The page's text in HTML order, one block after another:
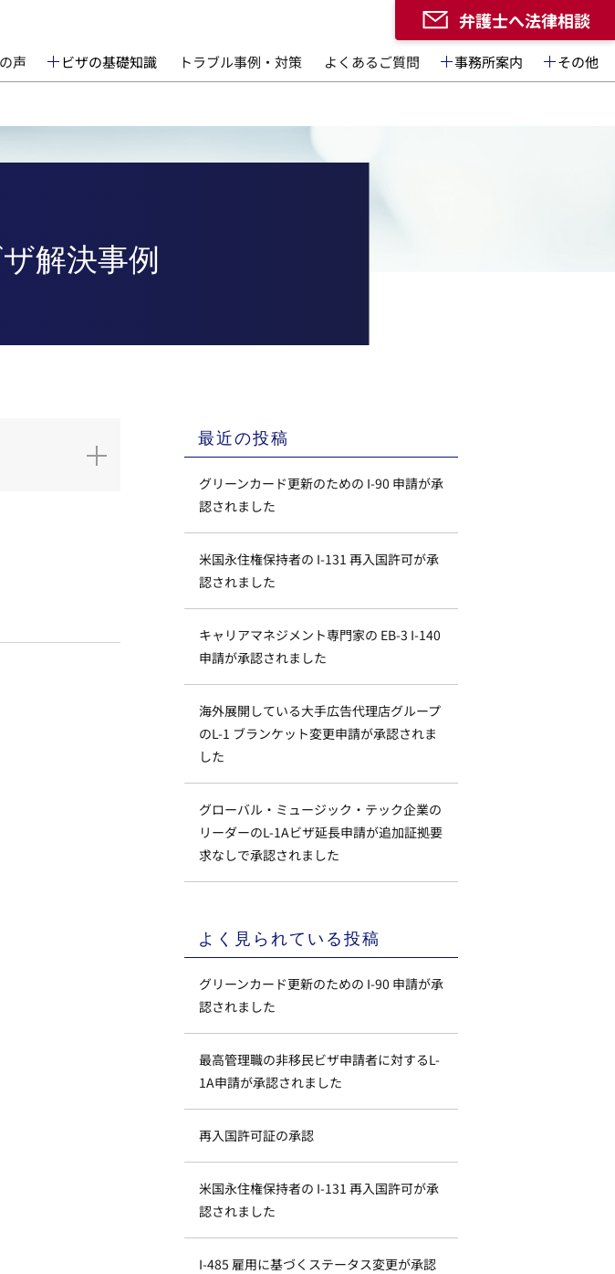
弁護士へ法律相談
声 ビザの基礎知識 トラブル事例・対策 よくあるご質問 事務所案内 その他
解決事例
最近の投稿
グリーンカード更新のための I-90 申請が承
認されました
米国永住権保持者の I-131 再入国許可が承
認されました
キャリアマネジメント専門家の EB-3 I-140
申請が承認されました
海外展開している大手広告代理店グループ
のL-1 ブランケット変更申請が承認されま
した
グローバル・ミュージック・テック企業の
リーダーのL-1Aビザ延長申請が追加証拠要
求なしで承認されました
よく見られている投稿
グリーンカード更新のための I-90 申請が承
認されました
最高管理職の非移民ビザ申請者に対するL-
1A申請が承認されました
再入国許可証の承認
米国永住権保持者の I-131 再入国許可が承
認されました
I-485 雇用に基づくステータス変更が承認